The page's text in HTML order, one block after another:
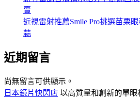
賣
近視雷射推薦Smile Pro挑選苗栗
蒜
近期留言
尚無留言可供顯示。
日本鏡片快閃店 以高質量和創新的單眼